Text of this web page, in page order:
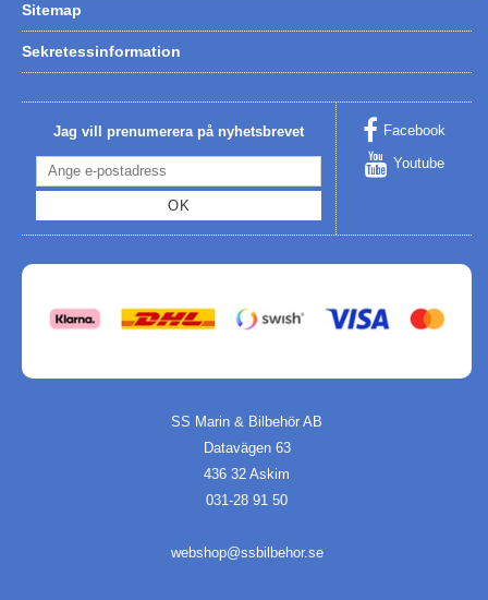
Sitemap
Sekretessinformation
Jag vill prenumerera på nyhetsbrevet
OK
Facebook
Youtube
SS Marin & Bilbehör AB
Datavägen 63
436 32 Askim
031-28 91 50
webshop@ssbilbehor.se